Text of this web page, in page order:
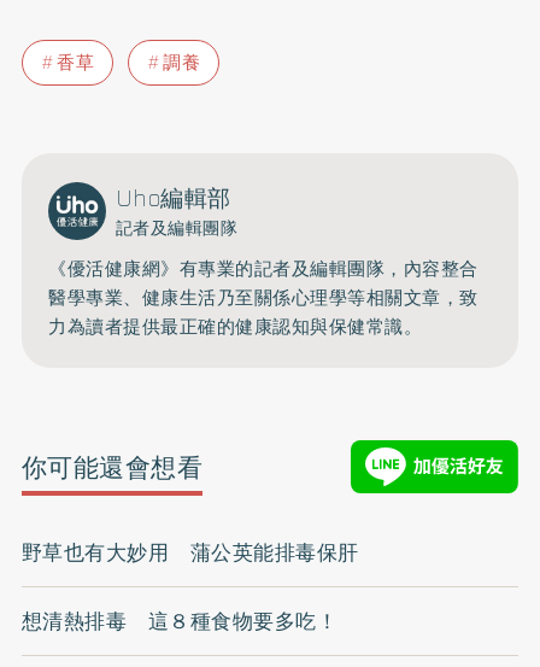
香草 調養
Uho編輯部
記者及編輯團隊
《優活健康網》有專業的記者及編輯團隊，內容整合
醫學專業、健康生活乃至關係心理學等相關文章，致
力為讀者提供最正確的健康認知與保健常識。
你可能還會想看
野草也有大妙用 蒲公英能排毒保肝
想清熱排毒 這８種食物要多吃！